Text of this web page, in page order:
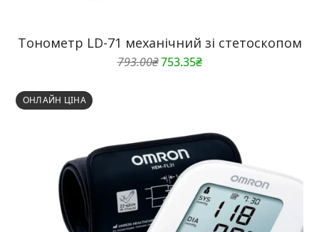
Тонометр LD-71 механічний зі стетоскопом
793.00₴ Оригінальна
753.35₴Поточна
ОНЛАЙН ЦІНА